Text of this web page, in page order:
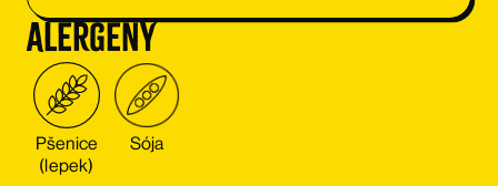
Alergeny
Pšenice
(lepek)
Sója